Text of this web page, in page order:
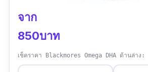
จาก
850บาท
เช็คราคา Blackmores Omega DHA ด้านล่าง: